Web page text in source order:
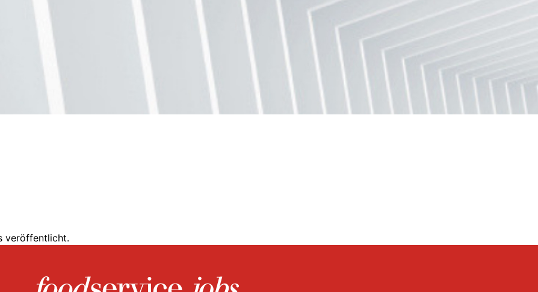
veröffentlicht.